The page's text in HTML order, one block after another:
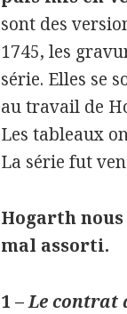
sont des
1745, les
série. Elles se
au travail de
Les tableaux
La série fut
Hogarth
mal assorti.
1 –Le contrat